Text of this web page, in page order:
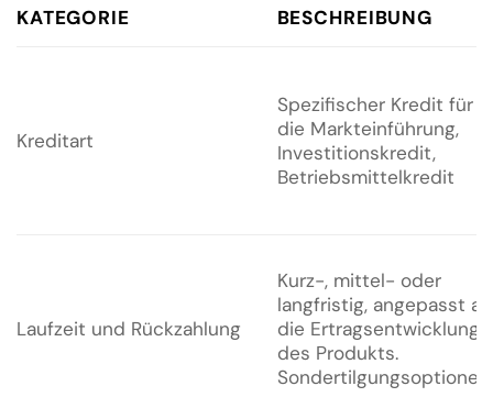
KATEGORIE BESCHREIBUNG
Kreditart
Spezifischer Kredit für
die Markteinführung,
Investitionskredit,
Betriebsmittelkredit
Laufzeit und Rückzahlung
Kurz-, mittel- oder
langfristig, angepasst an
die Ertragsentwicklung
des Produkts.
Sondertilgungsoptionen.